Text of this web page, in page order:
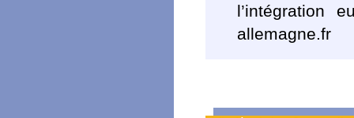
l’intégration
allemagne.fr